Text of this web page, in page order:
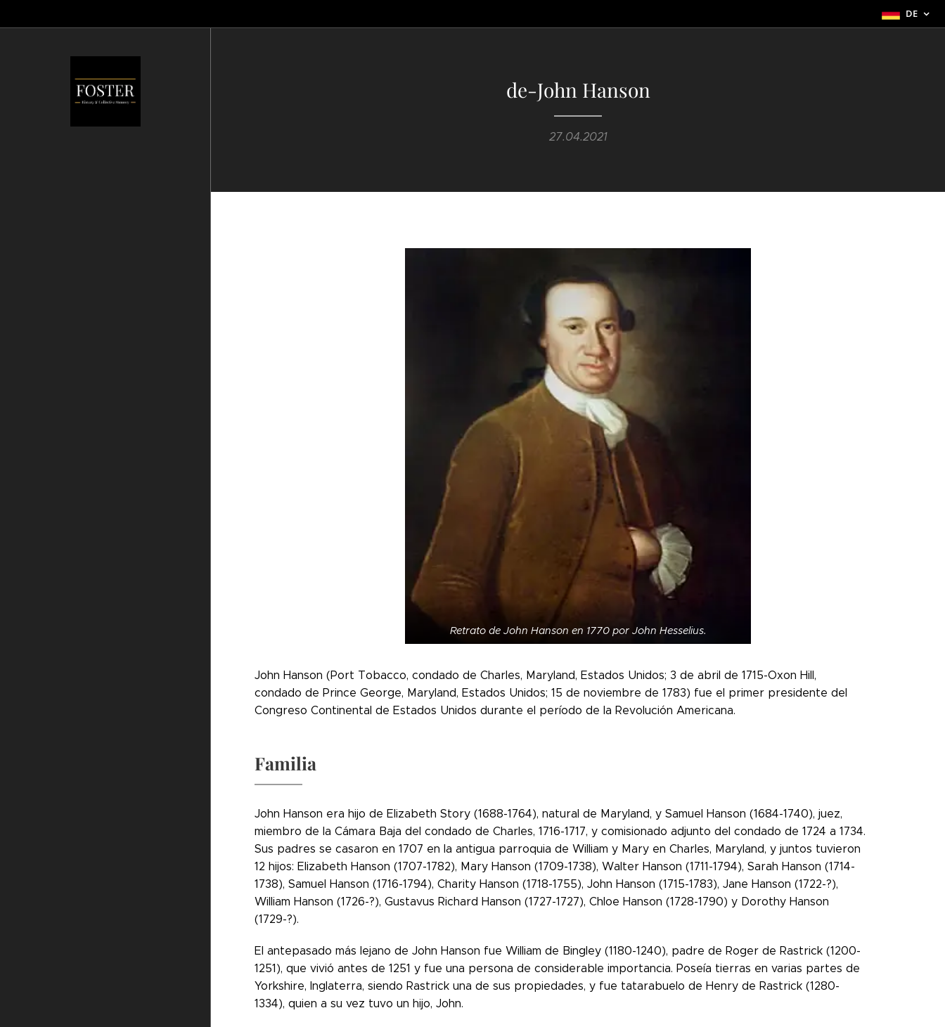
DE
de-John Hanson
27.04.2021
Retrato de John Hanson en 1770 por John Hesselius.
John Hanson (Port Tobacco, condado de Charles, Maryland, Estados Unidos; 3 de abril de 1715-Oxon Hill,
condado de Prince George, Maryland, Estados Unidos; 15 de noviembre de 1783) fue el primer presidente del
Congreso Continental de Estados Unidos durante el período de la Revolución Americana.
Familia
John Hanson era hijo de Elizabeth Story (1688-1764), natural de Maryland, y Samuel Hanson (1684-1740), juez,
miembro de la Cámara Baja del condado de Charles, 1716-1717, y comisionado adjunto del condado de 1724 a 1734.
Sus padres se casaron en 1707 en la antigua parroquia de William y Mary en Charles, Maryland, y juntos tuvieron
12 hijos: Elizabeth Hanson (1707-1782), Mary Hanson (1709-1738), Walter Hanson (1711-1794), Sarah Hanson (1714-
1738), Samuel Hanson (1716-1794), Charity Hanson (1718-1755), John Hanson (1715-1783), Jane Hanson (1722-?),
William Hanson (1726-?), Gustavus Richard Hanson (1727-1727), Chloe Hanson (1728-1790) y Dorothy Hanson
(1729-?).
El antepasado más lejano de John Hanson fue William de Bingley (1180-1240), padre de Roger de Rastrick (1200-
1251), que vivió antes de 1251 y fue una persona de considerable importancia. Poseía tierras en varias partes de
Yorkshire, Inglaterra, siendo Rastrick una de sus propiedades, y fue tatarabuelo de Henry de Rastrick (1280-
1334), quien a su vez tuvo un hijo, John.